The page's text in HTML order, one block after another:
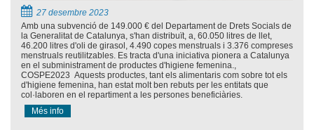
27 desembre 2023
Amb una subvenció de 149.000 € del Departament de Drets Socials de
la Generalitat de Catalunya, s'han distribuït, a, 60.050 litres de llet,
46.200 litres d'oli de girasol, 4.490 copes menstruals i 3.376 compreses
menstruals reutilitzables. Es tracta d'una iniciativa pionera a Catalunya
en el subministrament de productes d'higiene femenina.,
COSPE2023 Aquests productes, tant els alimentaris com sobre tot els
d'higiene femenina, han estat molt ben rebuts per les entitats que
col·laboren en el repartiment a les persones beneficiàries.
Més info